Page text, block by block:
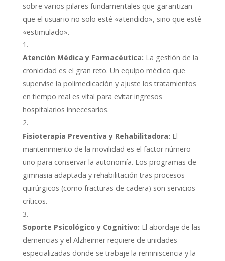
sobre varios pilares fundamentales que garantizan
que el usuario no solo esté «atendido», sino que esté
«estimulado».
Atención Médica y Farmacéutica: La gestión de la
cronicidad es el gran reto. Un equipo médico que
supervise la polimedicación y ajuste los tratamientos
en tiempo real es vital para evitar ingresos
hospitalarios innecesarios.
Fisioterapia Preventiva y Rehabilitadora: El
mantenimiento de la movilidad es el factor número
uno para conservar la autonomía. Los programas de
gimnasia adaptada y rehabilitación tras procesos
quirúrgicos (como fracturas de cadera) son servicios
críticos.
Soporte Psicológico y Cognitivo: El abordaje de las
demencias y el Alzheimer requiere de unidades
especializadas donde se trabaje la reminiscencia y la